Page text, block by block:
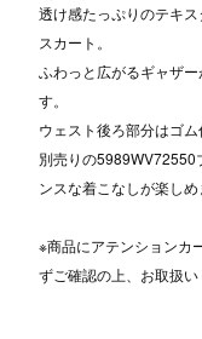
透け感たっぷりのテキ
スカート。
ふわっと広がるギャザ
す。
ウェスト後ろ部分はゴ
別売りの5989WV72550
ンスな着こなしが楽しめ
※商品にアテンションカ
ずご確認の上、お取扱い